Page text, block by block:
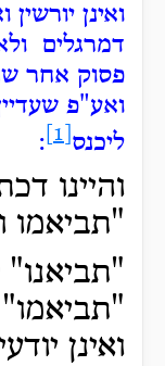
ואינן
דמרגלים
פסוק אחר
ואע"פ
ליכנס
:
והיינו
"תביאמו
ואינן